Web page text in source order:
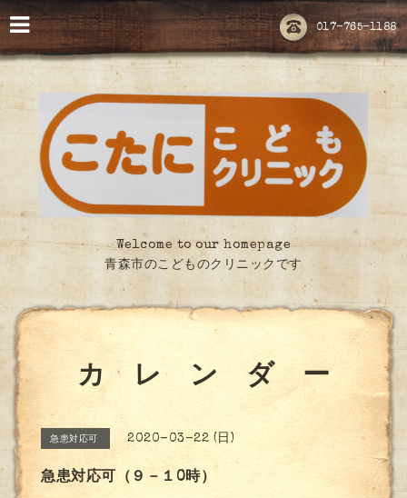
017-765-1188
Welcome to our homepage
青森市のこどものクリニックです
カ レ ン ダ ー
急患対応可 2020-03-22 (日)
急患対応可（９－１0時）